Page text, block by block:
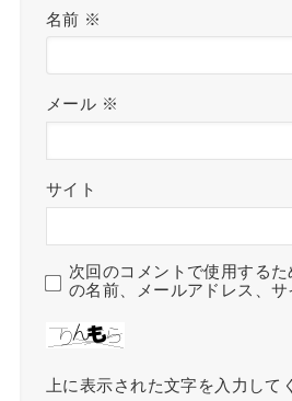
名前 ※
メール ※
サイト
次回のコメントで使用する
の名前、メールアドレス、サ
上に表示された文字を入力して